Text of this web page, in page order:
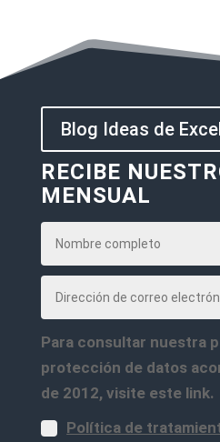
Blog Ideas de
RECIBE
MENSUAL
Para consultar nuestra
protección de datos
de 2012, visite este link.
Política de